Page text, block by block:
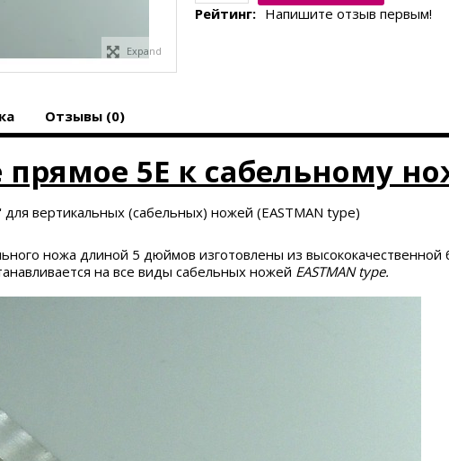
Expand
Рейтинг: Напишите отзыв первым!
Отзывы (0)
прямое 5E к сабельному
вертикальных (сабельных) ножей (EASTMAN type)
ножа длиной 5 дюймов изготовлены из
на все виды сабельных ножей EASTMAN type.